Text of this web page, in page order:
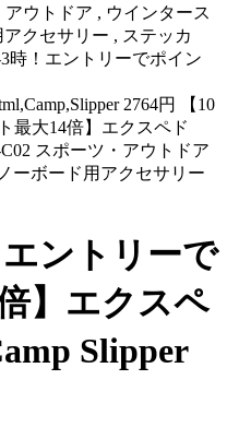
アウトドア , ウインタース
クセサリー , ステッカ
3時！エントリーでポイン
2764円 【10
最大14倍】エクスペド
C02 スポーツ・アウトドア
ーボード用アクセサリー
エントリーで
】エクスペ
Slipper